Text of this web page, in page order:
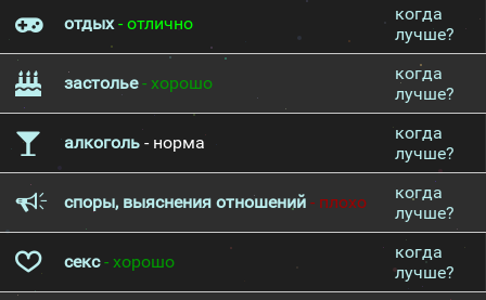
отдых- отлично
когда
лучше?
застолье- хорошо
когда
лучше?
алкоголь - норма
когда
лучше?
споры, выяснения отношений - плохо
когда
лучше?
секс- хорошо
когда
лучше?